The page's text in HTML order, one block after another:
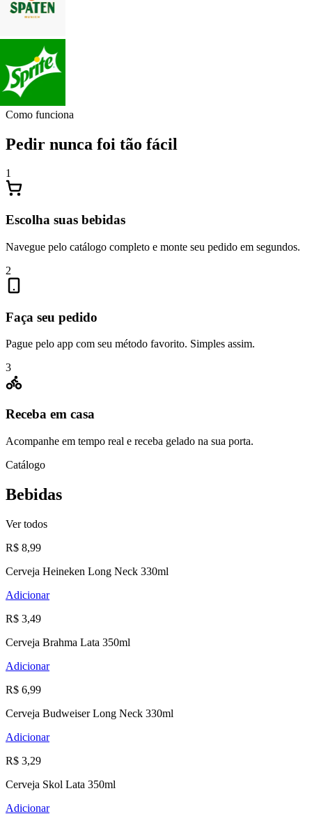
Como funciona
Pedir nunca foi tão fácil
1
Escolha suas bebidas
Navegue pelo catálogo completo e monte seu pedido em segundos.
2
Faça seu pedido
Pague pelo app com seu método favorito. Simples assim.
3
Receba em casa
Acompanhe em tempo real e receba gelado na sua porta.
Catálogo
Bebidas
Ver todos
R$ 8,99
Cerveja Heineken Long Neck 330ml
Adicionar
R$ 3,49
Cerveja Brahma Lata 350ml
Adicionar
R$ 6,99
Cerveja Budweiser Long Neck 330ml
Adicionar
R$ 3,29
Cerveja Skol Lata 350ml
Adicionar